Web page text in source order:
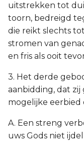
uitstrekken tot
toorn, bedreigd
die reikt slechts
stromen van
en fris als ooit
3. Het derde
aanbidding, dat
mogelijke eerbied
A. Een streng
uws Gods niet